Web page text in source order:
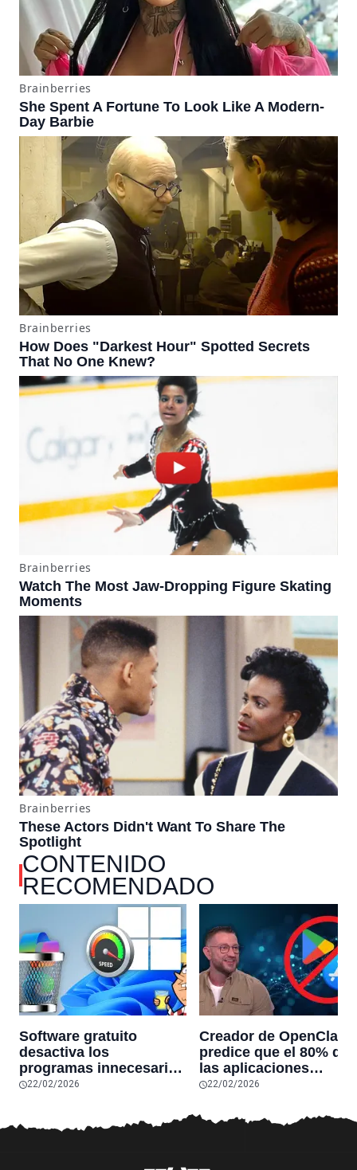
CONTENIDO
RECOMENDADO
Software gratuito
desactiva los
programas innecesarios
de Windows 11 y
reduciendo el uso de la
RAM y mucho más
22/02/2026
Creador de OpenClaw
predice que el 80% de
las aplicaciones
actuales
sobrevivirán las
aplicaciones con
22/02/2026